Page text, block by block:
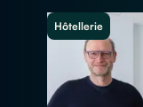
Hôtellerie